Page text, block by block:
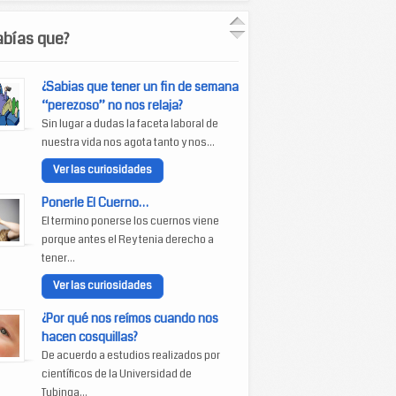
que?
¿Sabias que tener un fin de semana
“perezoso” no nos relaja?
Sin lugar a dudas la faceta laboral de
nuestra vida nos agota tanto y nos...
Ver las curiosidades
Ponerle El Cuerno…
El termino ponerse los cuernos viene
porque antes el Rey tenia derecho a
tener...
Ver las curiosidades
¿Por qué nos reímos cuando nos
hacen cosquillas?
De acuerdo a estudios realizados por
científicos de la Universidad de
Tubinga...